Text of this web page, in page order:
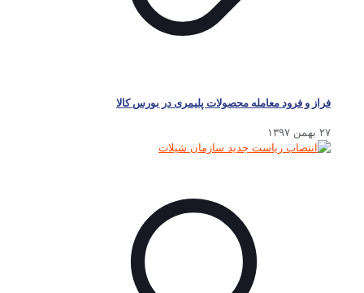
فراز و فرود معامله محصولات پلیمری در بورس کالا
۲۷ بهمن ۱۳۹۷